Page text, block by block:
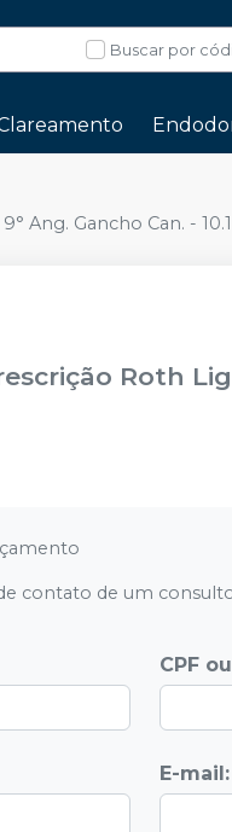
Buscar por
Ang. Gancho Can. -
Roth
contato de um
CPF
E-mail: